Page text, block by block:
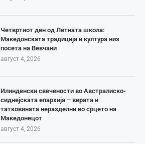
Четвртиот ден од Летната школа:
Македонската традиција и култура низ
посета на Вевчани
август 4, 2026
Илинденски свечености во Австралиско-
сиднејската епархија – верата и
татковината неразделни во срцето на
Македонецот
август 4, 2026